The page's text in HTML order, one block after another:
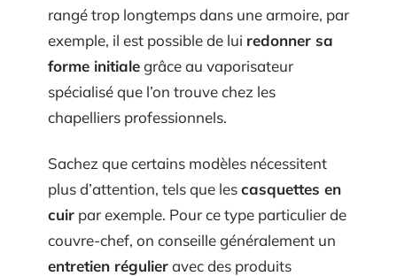
rangé trop longtemps dans une armoire, par
exemple, il est possible de lui redonner sa
forme initialegrâce au vaporisateur
spécialisé que l’on trouve chez les
chapelliers professionnels.
Sachez que certains modèles nécessitent
plus d’attention, tels que lescasquettes en
cuir par exemple. Pour ce type particulier de
couvre-chef, on conseille généralement un
entretien régulieravec des produits